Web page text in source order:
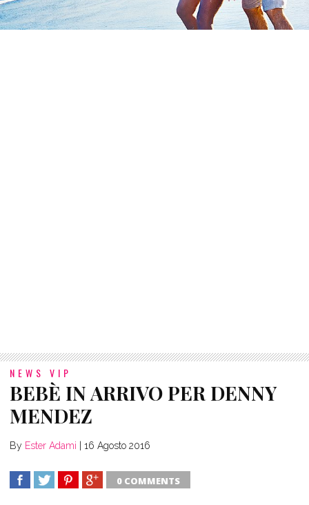
NEWS VIP
BEBÈ IN ARRIVO PER DENNY
MENDEZ
By Ester Adami 16 Agosto 2016
0 COMMENTS